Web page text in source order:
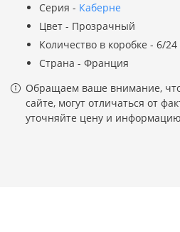
Серия - Каберне
Цвет - Прозрачный
Количество в коробке - 6/24
Страна - Франция
Обращаем ваше внимание,
сайте, могут отличаться от
уточняйте цену и